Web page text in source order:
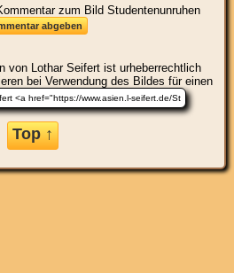
zum Bild Studentenunruhen
von Lothar Seifert ist urheberrechtlich
bei Verwendung des Bildes für einen
Top ↑